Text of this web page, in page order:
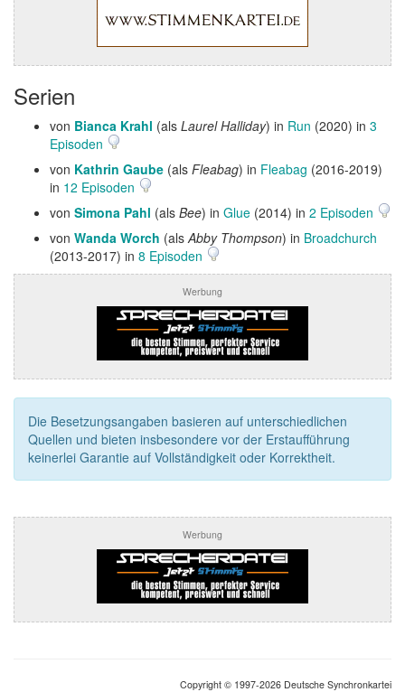
Serien
von Bianca Krahl (als Laurel Halliday) in Run (2020) in 3
Episoden
von Kathrin Gaube (als Fleabag) in Fleabag (2016-2019)
in 12 Episoden
von Simona Pahl (als Bee) in Glue (2014) in 2 Episoden
von Wanda Worch (alsAbby Thompson) in Broadchurch
(2013-2017) in 8 Episoden
Werbung
Die Besetzungsangaben basieren auf unterschiedlichen
Quellen und bieten insbesondere vor der Erstaufführung
keinerlei Garantie auf Vollständigkeit oder Korrektheit.
Werbung
Copyright © 1997-2026 Deutsche Synchronkartei